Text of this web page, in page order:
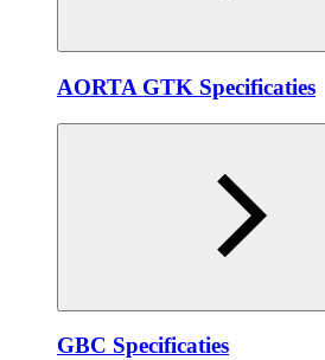
AORTA GTK Specificaties
GBC Specificaties